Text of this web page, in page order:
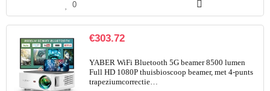
0
€303.72
YABER WiFi Bluetooth 5G beamer 8500 lumen
Full HD 1080P thuisbioscoop beamer, met 4-punts
trapeziumcorrectie…